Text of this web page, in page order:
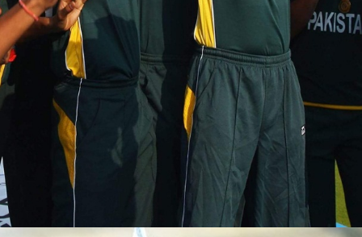
ಟಿ20 ವಿಶ್ವಕಪ್ ವಿಜೇತ ಆರು
ತಂಡಗಳು ಯಾವುವು?
ಟಿ20 ವಿಶ್ವಕಪ್ ಆರಂಭವಾಗಿದ್ದು ಈ ಮೊದಲು
ಆರು ಬಾರಿ ಪ್ರಶಸ್ತಿ ಗೆದ್ದ ತಂಡಗಳ ಫೋಟೋ
ಗ್ಯಾಲರಿ ಇಲ್ಲಿದೆ ನೋಡಿ.